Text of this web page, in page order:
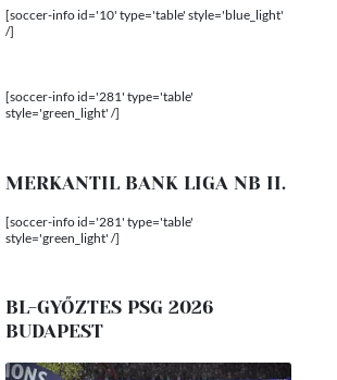
[soccer-info id='10' type='table' style='blue_light'
/]
[soccer-info id='281' type='table'
style='green_light' /]
MERKANTIL BANK LIGA NB II.
[soccer-info id='281' type='table'
style='green_light' /]
BL-GYŐZTES PSG 2026
BUDAPEST